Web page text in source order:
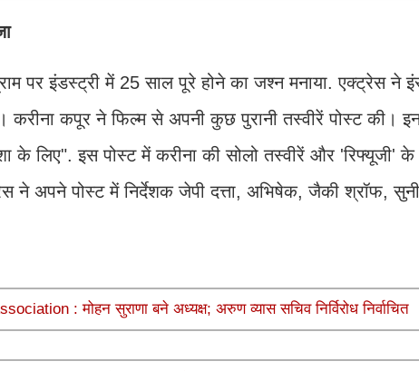
पर इंडस्ट्री में 25 साल पूरे होने का जश्न मनाया. एक्ट्रेस ने
करीना कपूर ने फिल्म से अपनी कुछ पुरानी तस्वीरें पोस्ट की।
के लिए". इस पोस्ट में करीना की सोलो तस्वीरें और
ने अपने पोस्ट में निर्देशक जेपी दत्ता, अभिषेक, जैकी श्रॉफ,
: मोहन सुराणा बने अध्यक्ष; अरुण व्यास सचिव निर्विरोध निर्वाचित